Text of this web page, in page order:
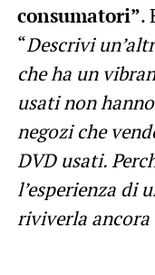
consumatori”.
“Descrivi
che ha un
usati non
negozi che
DVD usati.
l’esperienza di
riviverla ancora